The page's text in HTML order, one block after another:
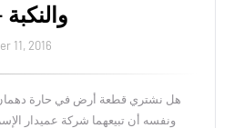
11, 2016
ونفسه أن تبيعهما شركة عميدار